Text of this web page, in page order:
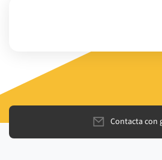
Contacta con